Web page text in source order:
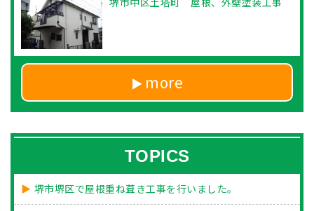
more
TOPICS
堺市堺区で屋根重ね葺き工事を行いました。